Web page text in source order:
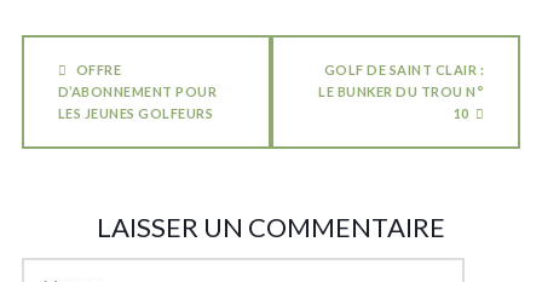
OFFRE
D’ABONNEMENT POUR
LES JEUNES GOLFEURS
GOLF DE SAINT CLAIR :
LE BUNKER DU TROU N°
10
LAISSER UN COMMENTAIRE